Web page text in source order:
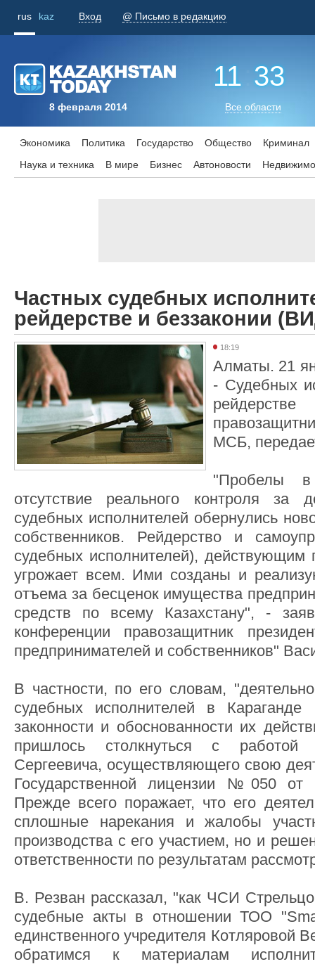
rus kaz Вход @ Письмо в редакцию
8 февраля 2014
11 33
Все области
Экономика Политика Государство Общество
Криминал
Наука и техника
В мире Бизнес Aвтоновости
Частных судебных
рейдерстве и беззаконии
18:19
Алматы. 21
- Судебных
МСБ,
"Пробелы в
отсутствие реального контроля за
судебных исполнителей обернулись
собственников. Рейдерство и
судебных исполнителей), действующим
угрожает всем. Ими созданы и
отъема за бесценок имущества
средств по всему Казахстану", -
конференции правозащитник
предпринимателей и собственников"
В частности, по его словам,
судебных исполнителей в
законности и обоснованности их
пришлось столкнуться с работой
Сергеевича, осуществляющего свою
Государственной лицензии №050 от
Прежде всего поражает, что его
сплошные нарекания и жалобы
производства с его участием, но и
ответственности по результатам
В. Резван рассказал, "как ЧСИ
судебные акты в отношении ТОО
единственного учредителя
обратимся к материалам